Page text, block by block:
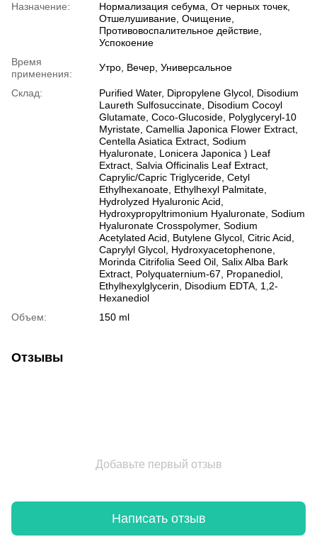
Назначение:
Нормализация себума, От черных точек,
Отшелушивание, Очищение,
Противовоспалительное действие,
Успокоение
Время
применения:
Утро, Вечер, Универсальное
Склад:
Purified Water, Dipropylene Glycol, Disodium
Laureth Sulfosuccinate, Disodium Cocoyl
Glutamate, Coco-Glucoside, Polyglyceryl-10
Myristate, Camellia Japonica Flower Extract,
Centella Asiatica Extract, Sodium
Hyaluronate, Lonicera Japonica ) Leaf
Extract, Salvia Officinalis Leaf Extract,
Caprylic/Capric Triglyceride, Cetyl
Ethylhexanoate, Ethylhexyl Palmitate,
Hydrolyzed Hyaluronic Acid,
Hydroxypropyltrimonium Hyaluronate, Sodium
Hyaluronate Crosspolymer, Sodium
Acetylated Acid, Butylene Glycol, Citric Acid,
Caprylyl Glycol, Hydroxyacetophenone,
Morinda Citrifolia Seed Oil, Salix Alba Bark
Extract, Polyquaternium-67, Propanediol,
Ethylhexylglycerin, Disodium EDTA, 1,2-
Hexanediol
Объем:
150 ml
Отзывы
Добавьте первый отзыв
Написать отзыв